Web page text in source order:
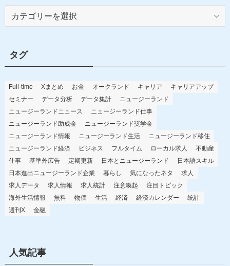
ー
タグ
Full-time Xまとめ お金 オークランド キャリア
キャリアアップ
セミナー
データ分析 データ集計
ニュージーランド
ニュージーランドニュース
ニュージーランド仕事
ニュージーランド助成金
ニュージーランド奨学金
ニュージーランド情報
ニュージーランド生活
ニュージーランド移住
ニュージーランド経済
ビジネス フルタイム ローカル求人
不動産
仕事
基準外広告 定期更新 日本とニュージーランド
日本語スキル
日本進出ニュージーランド企業
暮らし 気になったネタ
求人
求人データ
求人情報 求人統計 注意喚起
注目トピック
海外生活情報
無料 物価 生活 経済 経済カレンダー
統計
週刊X
金融
人気記事